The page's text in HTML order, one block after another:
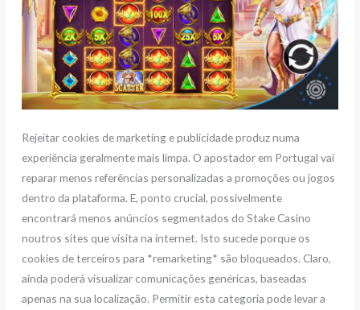
Rejeitar cookies de marketing e publicidade produz numa
experiência geralmente mais limpa. O apostador em Portugal vai
reparar menos referências personalizadas a promoções ou jogos
dentro da plataforma. E, ponto crucial, possivelmente
encontrará menos anúncios segmentados do Stake Casino
noutros sites que visita na internet. Isto sucede porque os
cookies de terceiros para *remarketing* são bloqueados. Claro,
ainda poderá visualizar comunicações genéricas, baseadas
apenas na sua localização. Permitir esta categoria pode levar a